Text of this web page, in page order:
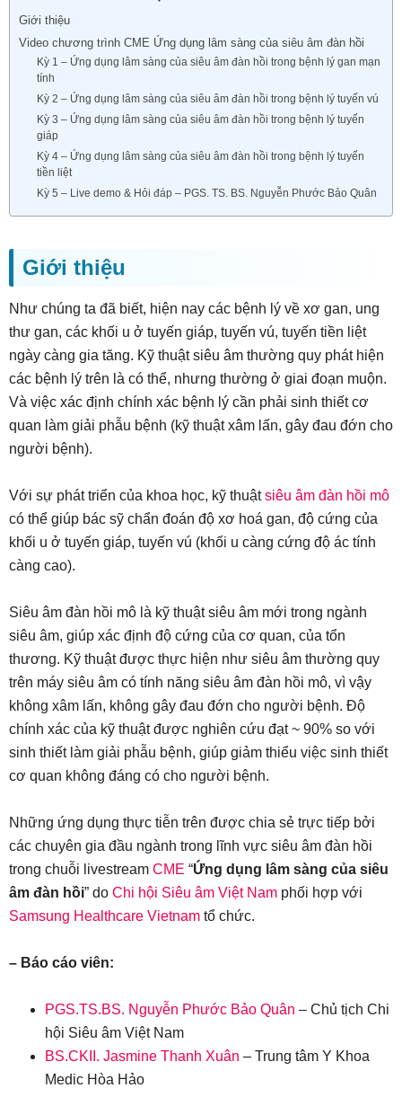
Giới thiệu
Video chương trình CME Ứng dụng lâm sàng của siêu âm đàn hồi
Kỳ 1 – Ứng dụng lâm sàng của siêu âm đàn hồi trong bệnh lý gan mạn
tính
Kỳ 2 – Ứng dụng lâm sàng của siêu âm đàn hồi trong bệnh lý tuyến vú
Kỳ 3 – Ứng dụng lâm sàng của siêu âm đàn hồi trong bệnh lý tuyến
giáp
Kỳ 4 – Ứng dụng lâm sàng của siêu âm đàn hồi trong bệnh lý tuyến
tiền liệt
Kỳ 5 – Live demo & Hỏi đáp – PGS. TS. BS. Nguyễn Phước Bảo Quân
Giới thiệu
Như chúng ta đã biết, hiện nay các bệnh lý về xơ gan, ung
thư gan, các khối u ở tuyến giáp, tuyến vú, tuyến tiền liệt
ngày càng gia tăng. Kỹ thuật siêu âm thường quy phát hiện
các bệnh lý trên là có thể, nhưng thường ở giai đoạn muộn.
Và việc xác định chính xác bệnh lý cần phải sinh thiết cơ
quan làm giải phẫu bệnh (kỹ thuật xâm lấn, gây đau đớn cho
người bệnh).
Với sự phát triển của khoa học, kỹ thuậtsiêu âm đàn hồi mô
có thể giúp bác sỹ chẩn đoán độ xơ hoá gan, độ cứng của
khối u ở tuyến giáp, tuyến vú (khối u càng cứng độ ác tính
càng cao).
Siêu âm đàn hồi mô là kỹ thuật siêu âm mới trong ngành
siêu âm, giúp xác định độ cứng của cơ quan, của tổn
thương. Kỹ thuật được thực hiện như siêu âm thường quy
trên máy siêu âm có tính năng siêu âm đàn hồi mô, vì vậy
không xâm lấn, không gây đau đớn cho người bệnh. Độ
chính xác của kỹ thuật được nghiên cứu đạt ~ 90% so với
sinh thiết làm giải phẫu bệnh, giúp giảm thiểu việc sinh thiết
cơ quan không đáng có cho người bệnh.
Những ứng dụng thực tiễn trên được chia sẻ trực tiếp bởi
các chuyên gia đầu ngành trong lĩnh vực siêu âm đàn hồi
trong chuỗi livestream CME “Ứng dụng lâm sàng của siêu
âm đàn hồi” do Chi hội Siêu âm Việt Nam phối hợp với
Samsung Healthcare Vietnam tổ chức.
– Báo cáo viên:
PGS.TS.BS. Nguyễn Phước Bảo Quân – Chủ tịch Chi
hội Siêu âm Việt Nam
BS.CKII. Jasmine Thanh Xuân – Trung tâm Y Khoa
Medic Hòa Hảo